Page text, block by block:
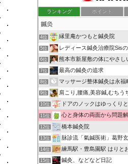
ランキング ポイント
4位 縁里庵かつもと鍼灸院
5位 レディース鍼灸治療院Sis
6位 熊本市新屋敷の体にやさ
7位 最高の鍼灸の追求
8位 マッサージ整体鍼灸は永福
9位 肩こり,腰痛,美容鍼,むちうち症,
10位 ドアのノックはゆっくりと
11位 心と身体の両面から問題
12位 橋本鍼灸院
13位 脉診流「氣鍼医術」葛野
14位 練馬駅・豊島園駅 はりとお灸
15位 鍼灸、などなど日記